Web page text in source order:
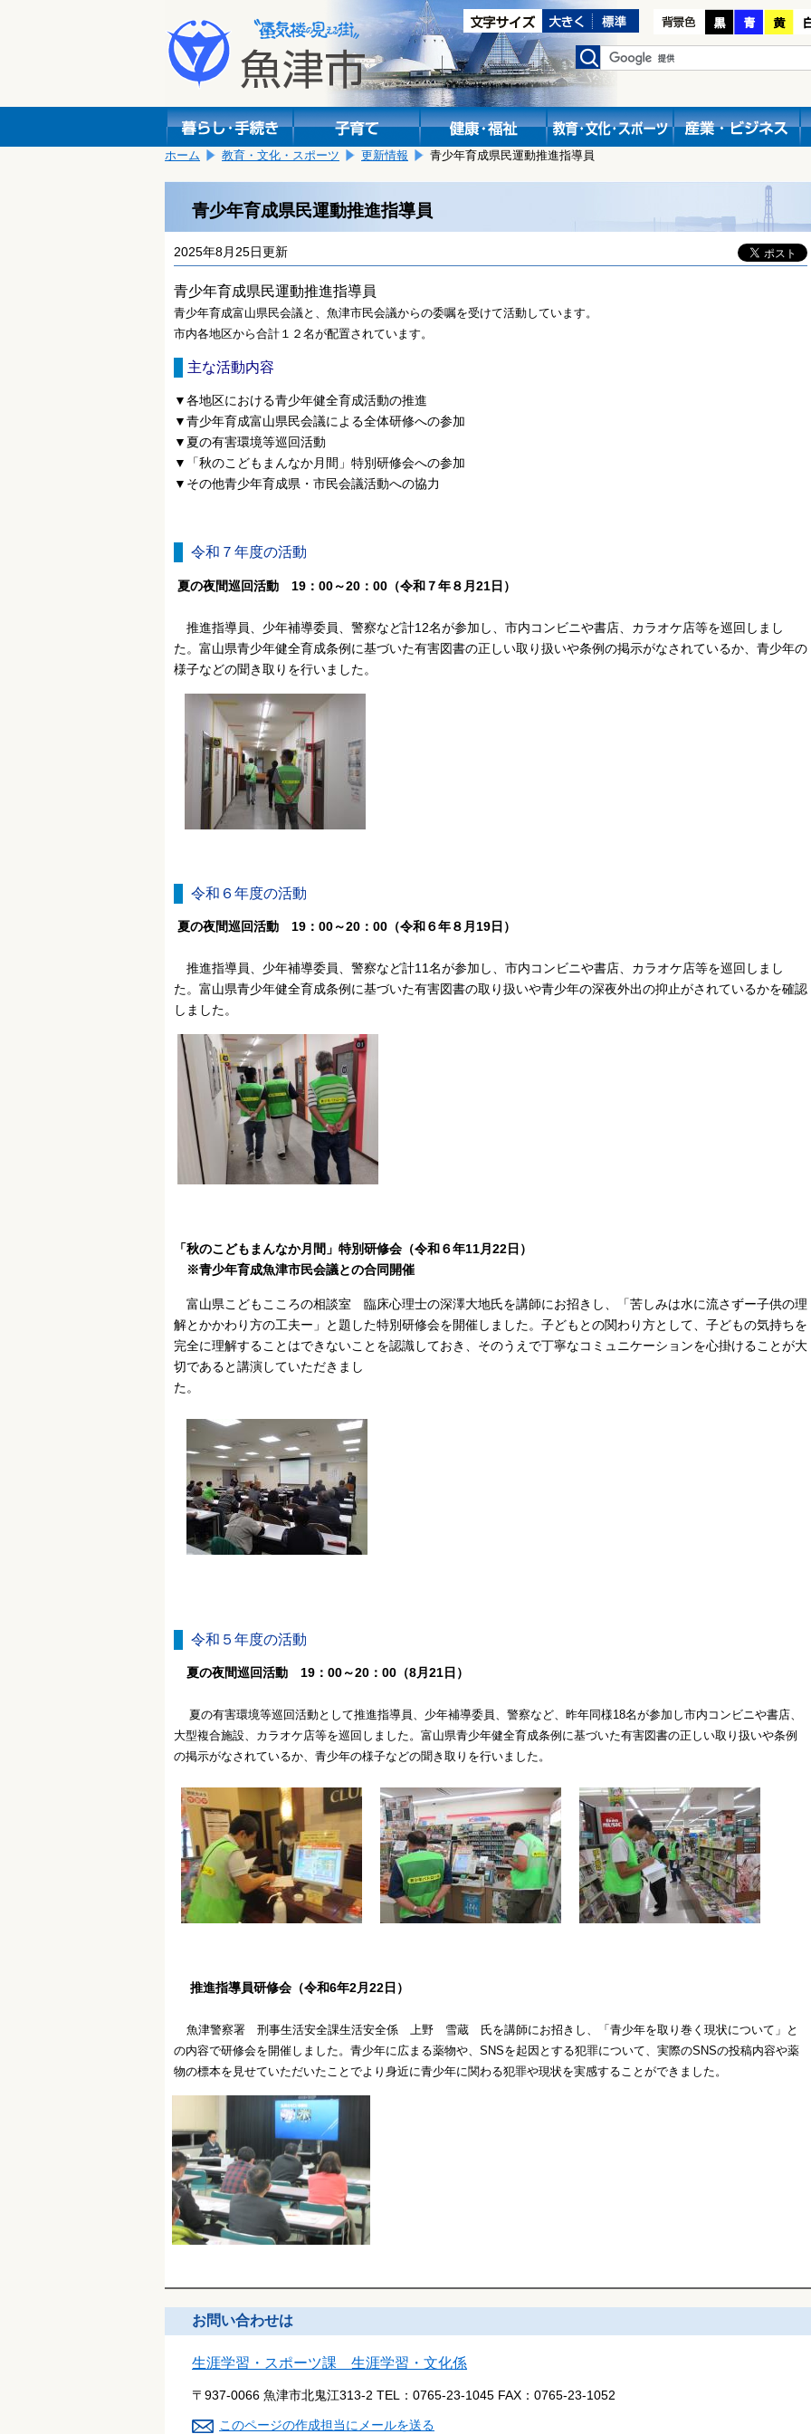
し
ホーム 教育・文化・スポーツ 更新情報 青少年育成県民運動推進指導員
青少年育成県民運動推進指導員
2025年8月25日更新
青少年育成県民運動推進指導員
青少年育成富山県民会議と、魚津市民会議からの委嘱を受けて活動しています。
市内各地区から合計１２名が配置されています。
主な活動内容
▼各地区における青少年健全育成活動の推進
▼青少年育成富山県民会議による全体研修への参加
▼夏の有害環境等巡回活動
▼「秋のこどもまんなか月間」特別研修会への参加
▼その他青少年育成県・市民会議活動への協力
令和７年度の活動
夏の夜間巡回活動 19：00～20：00（令和７年８月21日）
推進指導員、少年補導委員、警察など計12名が参加し、 市内コンビニや書店、カラオケ店等を巡回しまし
た。 富山県青少年健全育成条例に基づいた有害図書の正しい取り扱いや条例の掲示がなされているか、青少年の
様子などの聞き取りを行いました。
令和６年度の活動
夏の夜間巡回活動 19：00～20：00（令和６年８月19日）
推進指導員、少年補導委員、警察など計11名が参加し、市内コンビニや書店、カラオケ店等を巡回しまし
た。富山県青少年健全育成条例に基づいた有害図書の取り扱いや青少年の深夜外出の抑止がされているかを確認
しました。
「秋のこどもまんなか月間」特別研修会（令和６年11月22日）
※青少年育成魚津市民会議との合同開催
富山県こどもこころの相談室 臨床心理士の深澤大地氏を講師にお招きし、「苦しみは水に流さずー子供の理
解とかかわり方の工夫ー」と題した特別研修会を開催しました。子どもとの関わり方として、子どもの気持ちを
完全に理解することはできないことを認識しておき、そのうえで丁寧なコミュニケーションを心掛けることが大
切であると講演していただきまし
令和５年度の活動
夏の夜間巡回活動 19：00～20：00（8月21日）
夏の有害環境等巡回活動として推進指導員、少年補導委員、警察など、昨年同様18名が参加し市内コンビニや書店、
大型複合施設、カラオケ店等を巡回しました。富山県青少年健全育成条例に基づいた有害図書の正しい取り扱いや条例
の掲示がなされているか、青少年の様子などの聞き取りを行いました。
推進指導員研修会（令和6年2月22日）
魚津警察署 刑事生活安全課生活安全係 上野 雪蔵 氏を講師にお招きし、
「青少年を取り巻く現状について」と
の内容で研修会を開催しました。 青少年に広まる薬物や、SNSを起因とする犯罪について、実際のSNSの投稿内容や薬
物の標本を 見せていただいたことでより身近に青少年に関わる犯罪や現状を実感することができました。
お問い合わせは
生涯学習・スポーツ課 生涯学習・文化係
〒937-0066 魚津市北鬼江313-2 TEL： 0765-23-1045 FAX： 0765-23-1052
このページの作成担当にメールを送る